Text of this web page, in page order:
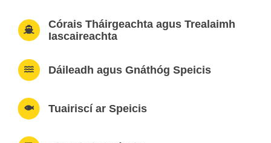
Córais Tháirgeachta agus Trealaimh
Iascaireachta
Dáileadh agus Gnáthóg Speicis
Tuairiscí ar Speicis